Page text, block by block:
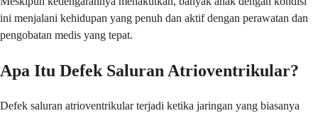
ini menjalani kehidupan yang penuh dan aktif dengan perawatan dan
pengobatan medis yang tepat.
Apa Itu Defek Saluran Atrioventrikular?
Defek saluran atrioventrikular terjadi ketika jaringan yang biasanya